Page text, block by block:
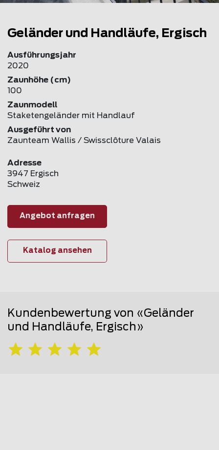
Geländer und Handläufe, Ergisch
Ausführungsjahr
2020
Zaunhöhe (cm)
100
Zaunmodell
Staketengeländer mit Handlauf
Ausgeführt von
Zaunteam Wallis / Swissclôture Valais
Adresse
3947 Ergisch
Schweiz
Angebot anfragen
Katalog ansehen
Kundenbewertung von «Geländer
und Handläufe, Ergisch»